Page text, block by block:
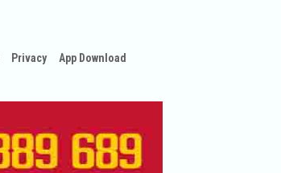
Privacy App Download